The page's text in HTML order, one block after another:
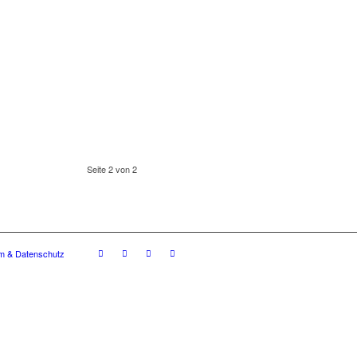
Seite 2 von 2
& Datenschutz